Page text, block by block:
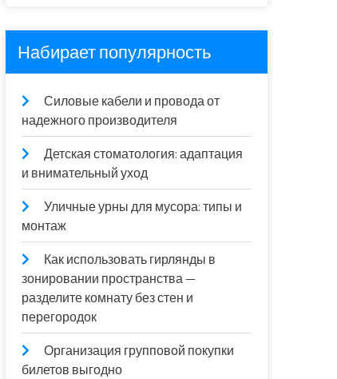
Набирает популярность
Силовые кабели и провода от
надежного производителя
Детская стоматология: адаптация
и внимательный уход
Уличные урны для мусора: типы и
монтаж
Как использовать гирлянды в
зонировании пространства —
разделите комнату без стен и
перегородок
Организация групповой покупки
билетов выгодно